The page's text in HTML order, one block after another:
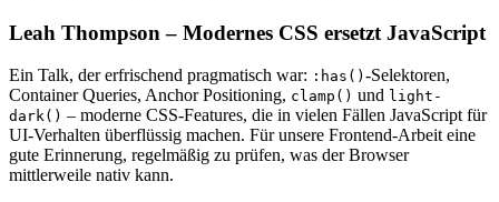
Leah Thompson – Modernes CSS ersetzt JavaScript
Ein Talk, der erfrischend pragmatisch war: :has() -Selektoren,
Container Queries, Anchor Positioning, clamp() und light-
dark() – moderne CSS-Features, die in vielen Fällen JavaScript für
UI-Verhalten überflüssig machen. Für unsere Frontend-Arbeit eine
gute Erinnerung, regelmäßig zu prüfen, was der Browser
mittlerweile nativ kann.